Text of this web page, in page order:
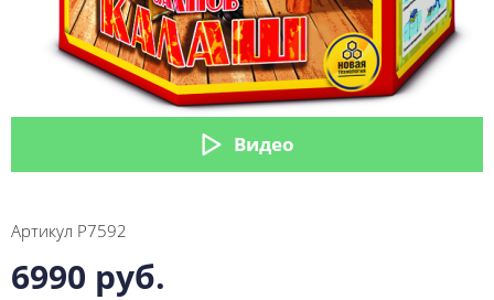
Видео
Артикул Р7592
6990 руб.